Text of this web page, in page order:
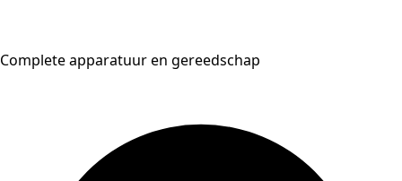
Complete apparatuur en gereedschap